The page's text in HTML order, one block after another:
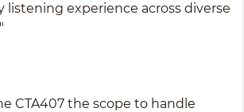
listening experience across diverse
CTA407 the scope to handle